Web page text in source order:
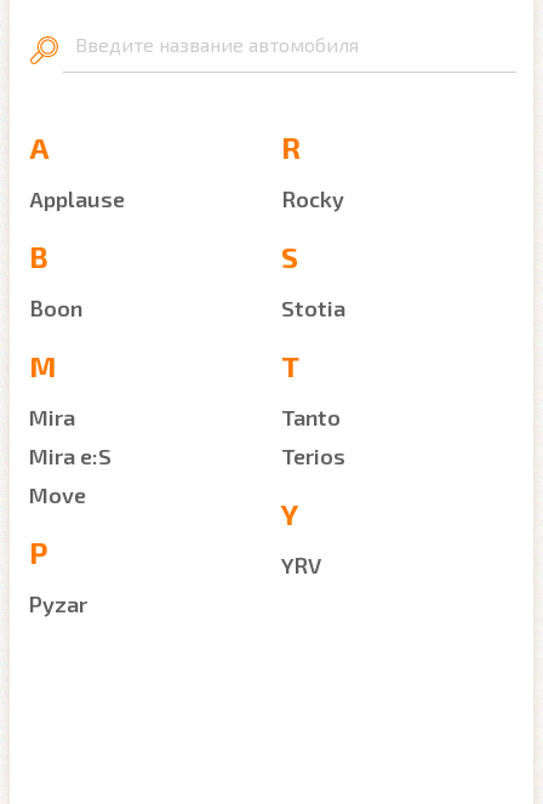
Введите название автомобиля
A
Applause
B
Boon
M
Mira
Mira e:S
Move
P
Pyzar
R
Rocky
S
Stotia
T
Tanto
Terios
Y
YRV